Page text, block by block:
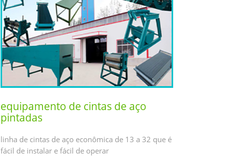
equipamento de cintas de aço
pintadas
linha de cintas de aço econômica de 13 a 32 que é
fácil de instalar e fácil de operar